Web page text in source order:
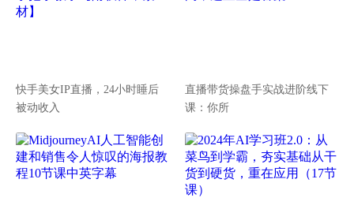
快手美女IP直播，24小时睡后
被动收入
直播带货操盘手实战进阶线下
课：你所